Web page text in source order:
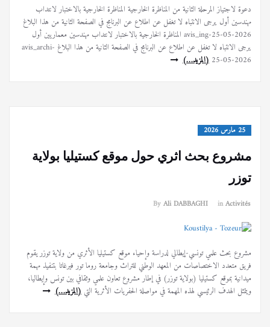
دعوة لاجتياز المرحلة الثانية من المناظرة الخارجية المناظرة الخارجية بالاختبار لانتداب
مهندسين أول يرجى الانتباه لا تغفل عن اطلاع عن البرنامج في الصفحة الثانية من هذا البلاغ
avis_ing-25-05-2026 المناظرة الخارجية بالاختبار لانتداب مهندسين معماريين أول
يرجى الانتباه لا تغفل عن اطلاع عن البرنامج في الصفحة الثانية من هذا البلاغ avis_archi-
25-05-2026(المزيد…)
25 مارس 2026
مشروع بحث اثري حول موقع كستيليا بولاية
توزر
ByAli DABBAGHI inActivités
مشروع بحث علمي تونسي-إيطالي لدراسة وإحياء موقع كستيليا الأثري من ولاية توزر يقوم
فريق متعدد الاختصاصات من المعهد الوطني للتراث وجامعة روما تور فيرغاتا بتنفيذ مهمة
ميدانية بموقع كستيليا (بولاية توزر) في إطار مشروع تعاون علمي وثقافي بين تونس وإيطاليا،
ويتمثل الهدف الرئيسي لهذه المهمة في مواصلة الحفريات الأثرية التي(المزيد…)